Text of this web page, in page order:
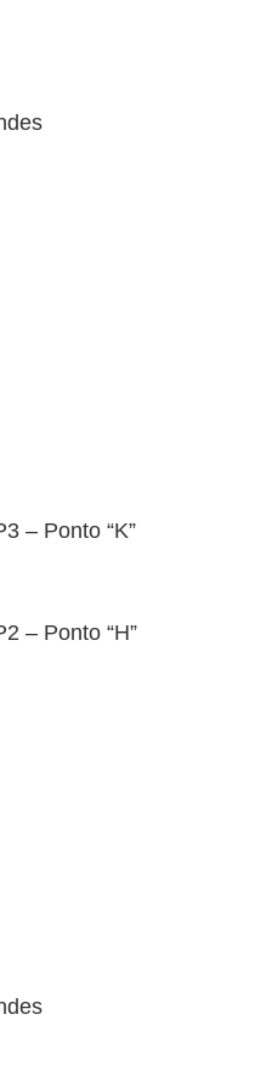
– Ponto “K”
– Ponto “H”